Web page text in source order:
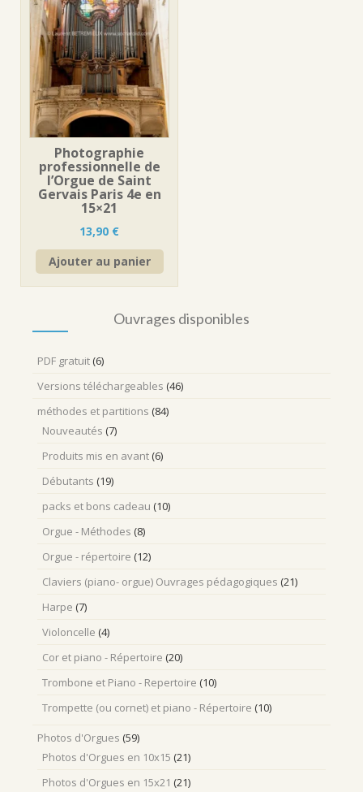
Photographie
professionnelle de
l’Orgue de Saint
Gervais Paris 4e en
15×21
13,90 €
Ajouter au panier
Ouvrages disponibles
PDF gratuit (6)
Versions téléchargeables (46)
méthodes et partitions (84)
Nouveautés (7)
Produits mis en avant (6)
Débutants (19)
packs et bons cadeau (10)
Orgue - Méthodes (8)
Orgue - répertoire (12)
Claviers (piano- orgue) Ouvrages pédagogiques (21)
Harpe (7)
Violoncelle (4)
Cor et piano - Répertoire (20)
Trombone et Piano - Repertoire (10)
Trompette (ou cornet) et piano - Répertoire (10)
Photos d'Orgues (59)
Photos d'Orgues en 10x15 (21)
Photos d'Orgues en 15x21 (21)